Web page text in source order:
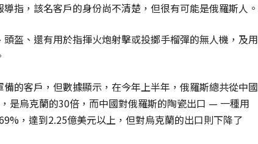
指，該名客戶的身份尚不清楚，但很有可能是俄羅斯人。
盔、還有用於指揮火炮射擊或投擲手榴彈的無人機，及用
的客戶，但數據顯示，在今年上半年，俄羅斯總共從中國
是烏克蘭的30倍，而中國對俄羅斯的陶瓷出口 — 一種用
，達到2.25億美元以上，但對烏克蘭的出口則下降了